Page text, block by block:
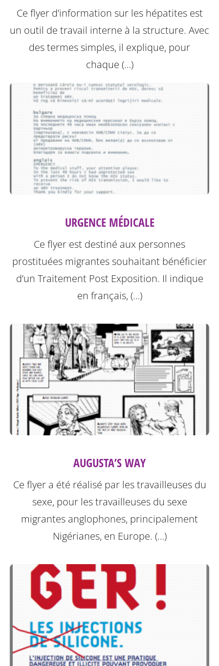
Ce flyer d’information sur les hépatites est
un outil de travail interne à la structure. Avec
des termes simples, il explique, pour
chaque (…)
URGENCE MÉDICALE
Ce flyer est destiné aux personnes
prostituées migrantes souhaitant bénéficier
d’un Traitement Post Exposition. Il indique
en français, (…)
AUGUSTA’S WAY
Ce flyer a été réalisé par les travailleuses du
sexe, pour les travailleuses du sexe
migrantes anglophones, principalement
Nigérianes, en Europe. (…)